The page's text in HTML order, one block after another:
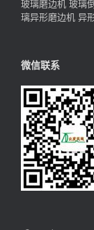
玻璃磨边机 玻璃
璃异形磨边机 异
微信联系